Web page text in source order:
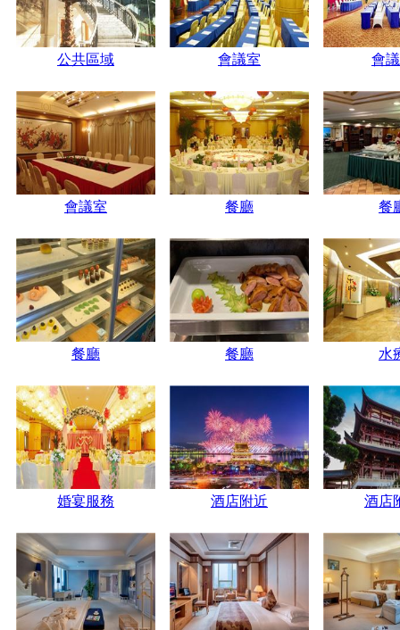
公共區域 會議室 會
會議室 餐廳 餐
餐廳 餐廳 水
婚宴服務 酒店附近 酒店